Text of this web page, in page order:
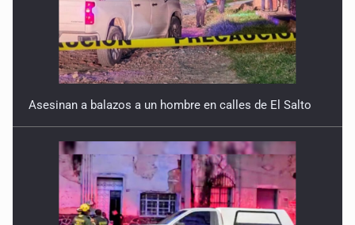
Asesinan a balazos a un hombre en calles de El Salto